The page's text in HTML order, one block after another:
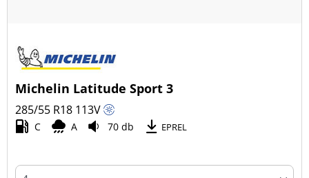
Typ vozidla
Všechny typy (3)
Osobní vůz (0)
4x4 (3)
Michelin Latitude Sport 3
285/55 R18 113V
C A 70 db EPREL